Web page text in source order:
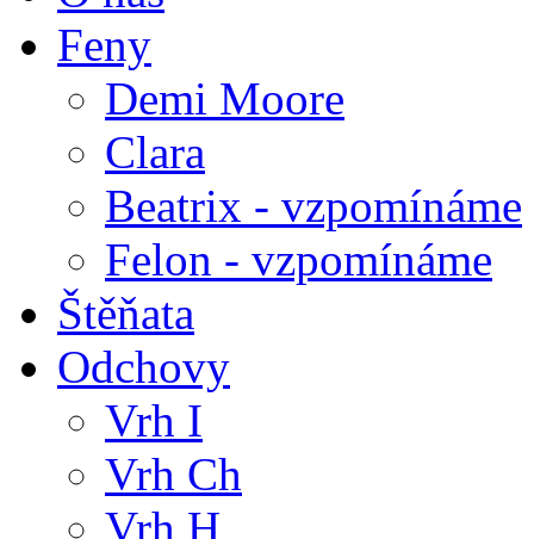
Feny
Demi Moore
Clara
Beatrix - vzpomínáme
Felon - vzpomínáme
Štěňata
Odchovy
Vrh I
Vrh Ch
Vrh H